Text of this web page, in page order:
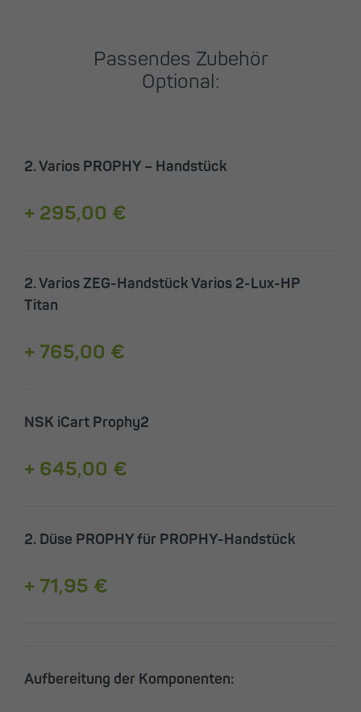
Passendes Zubehör
Optional:
2. Varios PROPHY – Handstück
+ 295,00 €
2. Varios ZEG-Handstück Varios 2-Lux-HP
Titan
+ 765,00 €
NSK iCart Prophy2
+ 645,00 €
2. Düse PROPHY für PROPHY-Handstück
+ 71,95 €
Aufbereitung der Komponenten: